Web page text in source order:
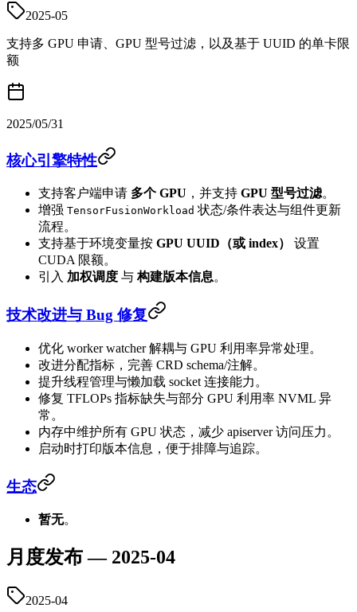
2025-05
支持多 GPU 申请、GPU 型号过滤，以及基于 UUID 的单卡限
额
2025/05/31
核心引擎特性
支持客户端申请 多个 GPU ，并支持 GPU 型号过滤。
增强 TensorFusionWorkload 状态/条件表达与组件更新
流程。
支持基于环境变量按 GPU UUID（或 index）
设置
CUDA 限额。
引入 加权调度 与构建版本信息。
技术改进与 Bug 修复
优化 worker watcher 解耦与 GPU 利用率异常处理。
改进分配指标，完善 CRD schema/注解。
提升线程管理与懒加载 socket 连接能力。
修复 TFLOPs 指标缺失与部分 GPU 利用率 NVML 异
常。
内存中维护所有 GPU 状态，减少 apiserver 访问压力。
启动时打印版本信息，便于排障与追踪。
生态
暂无。
月度发布 — 2025-04
2025-04